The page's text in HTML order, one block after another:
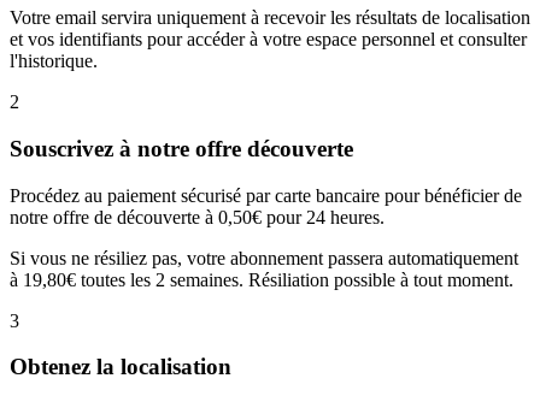
Votre email servira uniquement à recevoir les résultats de localisation
et vos identifiants pour accéder à votre espace personnel et consulter
l'historique.
2
Souscrivez à notre offre découverte
Procédez au paiement sécurisé par carte bancaire pour bénéficier de
notre offre de découverte à 0,50€ pour 24 heures.
Si vous ne résiliez pas, votre abonnement passera automatiquement
à 19,80€ toutes les 2 semaines. Résiliation possible à tout moment.
3
Obtenez la localisation